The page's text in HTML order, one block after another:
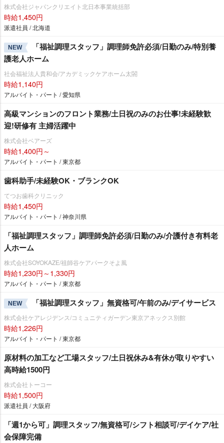
株式会社ジャパンクリエイト北日本事業統括部
時給1,450円
派遣社員 / 北海道
NEW
「福祉調理スタッフ」調理師免許必須/日勤のみ/特別養
護老人ホーム
社会福祉法人貴和会/アカデミックケアホーム太閤
時給1,140円
アルバイト・パート / 愛知県
⾼級マンションのフロント業務/土日祝のみのお仕事!未経験歓
迎!研修有 主婦活躍中
株式会社ベアーズ
時給1,400円～
アルバイト・パート / 東京都
歯科助手/未経験OK・ブランクOK
てつお歯科クリニック
時給1,450円
アルバイト・パート / 神奈川県
「福祉調理スタッフ」調理師免許必須/日勤のみ/介護付き有料老
人ホーム
株式会社SOYOKAZE/祖師谷ケアパークそよ風
時給1,230円～1,330円
アルバイト・パート / 東京都
NEW 「福祉調理スタッフ」無資格可/午前のみ/デイサービス
株式会社ケアレジデンス/コミュニティガーデン東京アネックス別館
時給1,226円
アルバイト・パート / 東京都
原材料の加工など工場スタッフ/土日祝休み&有休が取りやすい
高時給1500円
株式会社トーコー
時給1,500円
派遣社員 / 大阪府
「週1から可」調理スタッフ/無資格可/シフト相談可/デイケア/社
会保障完備